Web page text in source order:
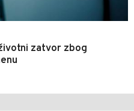
zatvor zbog